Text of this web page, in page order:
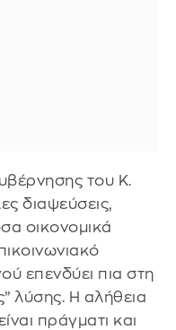
του Κ.
διαψεύσεις,
οικονομικά
επενδύει πια στη
λύσης. Η αλήθεια
πράγματι και